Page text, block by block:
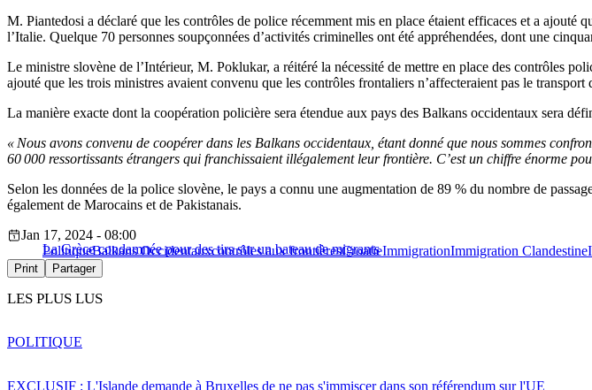
M. Piantedosi a déclaré que les contrôles de police récemment mis en place étaient efficaces et a
l’Italie. Quelque 70 personnes soupçonnées d’activités criminelles ont été appréhendées, dont une
Le ministre slovène de l’Intérieur, M. Poklukar, a réitéré la nécessité de mettre en place des contrôles
ajouté que les trois ministres avaient convenu que les contrôles frontaliers n’affecteraient pas le
La manière exacte dont la coopération policière sera étendue aux pays des Balkans occidentaux sera
« Nous avons convenu de coopérer dans les Balkans occidentaux, étant donné que nous sommes
60 000 ressortissants étrangers qui franchissaient illégalement leur frontière. C’est un chiffre énorme
Selon les données de la police slovène, le pays a connu une augmentation de 89 % du nombre de
également de Marocains et de Pakistanais.
La Grèce condamnée pour des tirs sur un bateau de migrants
Jan 17, 2024 - 08:00
PolitiqueBalkans Occidentauxcontrôles aux frontièresCroatieImmigrationImmigration Clandestine
Print Partager
LES PLUS LUS
EXCLUSIF : L'Islande demande à Bruxelles de ne pas s'immiscer dans son référendum sur l'UE
POLITIQUE